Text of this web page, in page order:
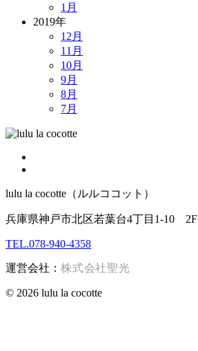
1月
2019年
12月
11月
10月
9月
8月
7月
lulu la cocotte（ルルココット）
兵庫県神戸市北区若葉台4丁目1-10 2F
TEL.078-940-4358
運営会社： 株式会社聖光
© 2026 lulu la cocotte